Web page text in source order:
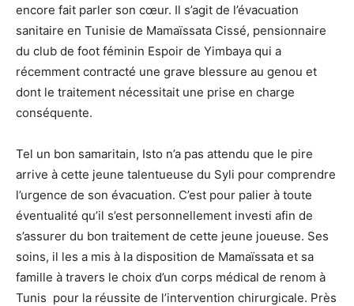
encore fait parler son cœur. Il s’agit de l’évacuation
sanitaire en Tunisie de Mamaïssata Cissé, pensionnaire
du club de foot féminin Espoir de Yimbaya qui a
récemment contracté une grave blessure au genou et
dont le traitement nécessitait une prise en charge
conséquente.
Tel un bon samaritain, Isto n’a pas attendu que le pire
arrive à cette jeune talentueuse du Syli pour comprendre
l’urgence de son évacuation. C’est pour palier à toute
éventualité qu’il s’est personnellement investi afin de
s’assurer du bon traitement de cette jeune joueuse. Ses
soins, il les a mis à la disposition de Mamaïssata et sa
famille à travers le choix d’un corps médical de renom à
Tunis pour la réussite de l’intervention chirurgicale. Près